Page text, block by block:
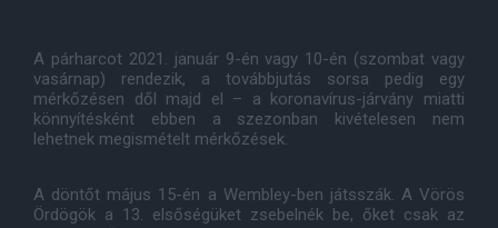
A párharcot 2021. január 9-én vagy 10-én (szombat vagy
vasárnap) rendezik, a továbbjutás sorsa pedig egy
mérkőzésen dől majd el – a koronavírus-járvány miatti
könnyítésként ebben a szezonban kivételesen nem
lehetnek megismételt mérkőzések.
A döntőt május 15-én a Wembley-ben játsszák. A Vörös
Ördögök a 13. elsőségüket zsebelnék be, őket csak az